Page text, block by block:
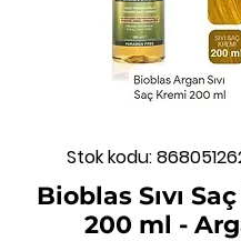
Stok kodu:
Bioblas Sıvı
200 ml -